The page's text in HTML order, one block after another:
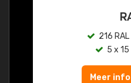
216 RAL
5 x 15
Meer info